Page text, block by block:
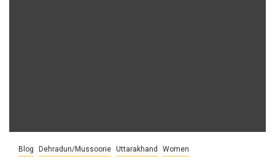
Blog Dehradun/Mussoorie Uttarakhand Women